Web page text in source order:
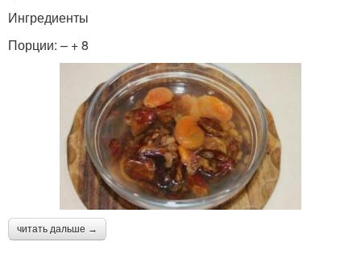
Ингредиенты
Порции: – + 8
читать дальше →